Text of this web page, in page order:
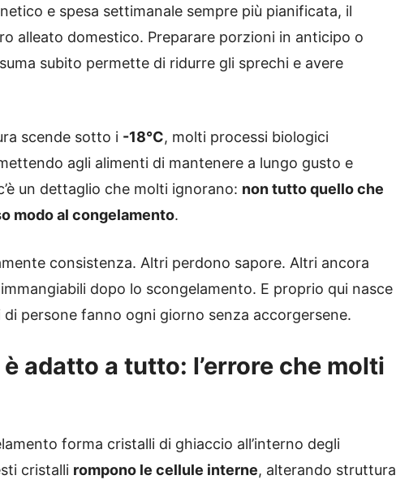
e spesa settimanale sempre più pianificata, il
alleato domestico. Preparare porzioni in anticipo o
subito permette di ridurre gli sprechi e avere
scende sotto i -18°C, molti processi biologici
agli alimenti di mantenere a lungo gusto e
un dettaglio che molti ignorano: non tutto quello che
modo al congelamento.
consistenza. Altri perdono sapore. Altri ancora
dopo lo scongelamento. E proprio qui nasce
di persone fanno ogni giorno senza accorgersene.
adatto a tutto: l’errore che molti
forma cristalli di ghiaccio all’interno degli
cristalli rompono le cellule interne, alterando struttura